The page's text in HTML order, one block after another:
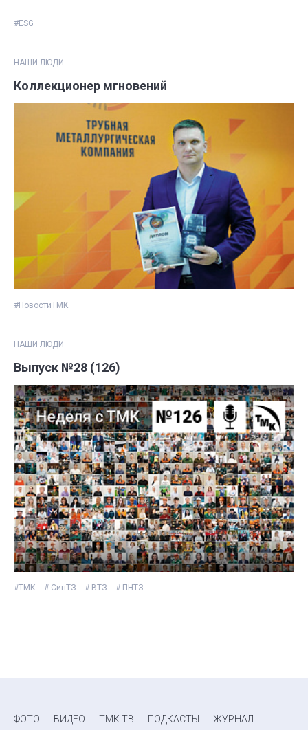
#ESG
НАШИ ЛЮДИ
Коллекционер мгновений
#НовостиТМК
НАШИ ЛЮДИ
Выпуск №28 (126)
#ТМК # СинТЗ # ВТЗ # ПНТЗ
ФОТО ВИДЕО ТМК ТВ ПОДКАСТЫ ЖУРНАЛ